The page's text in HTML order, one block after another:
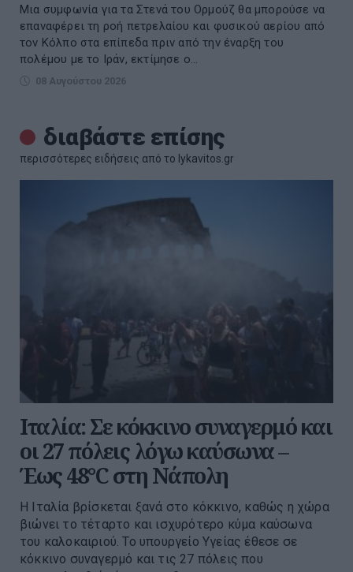
Μια συμφωνία για τα Στενά του Ορμούζ θα μπορούσε να
επαναφέρει τη ροή πετρελαίου και φυσικού αερίου από
τον Κόλπο στα επίπεδα πριν από την έναρξη του
πολέμου με το Ιράν, εκτίμησε ο...
08 Αυγούστου 2026
διαβάστε επίσης
περισσότερες ειδήσεις από το lykavitos.gr
Ιταλία: Σε κόκκινο συναγερμό και
οι 27 πόλεις λόγω καύσωνα –
Έως 48°C στη Νάπολη
Η Ιταλία βρίσκεται ξανά στο κόκκινο, καθώς η χώρα
βιώνει το τέταρτο και ισχυρότερο κύμα καύσωνα
του καλοκαιριού. Το υπουργείο Υγείας έθεσε σε
κόκκινο συναγερμό και τις 27 πόλεις που